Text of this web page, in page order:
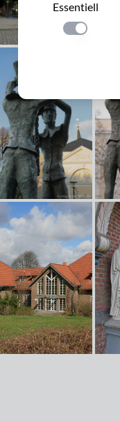
Essentiell
Einstellung